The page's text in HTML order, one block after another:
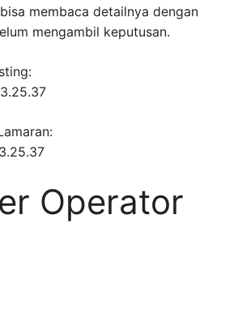
membaca detailnya dengan
mengambil keputusan.
Operator